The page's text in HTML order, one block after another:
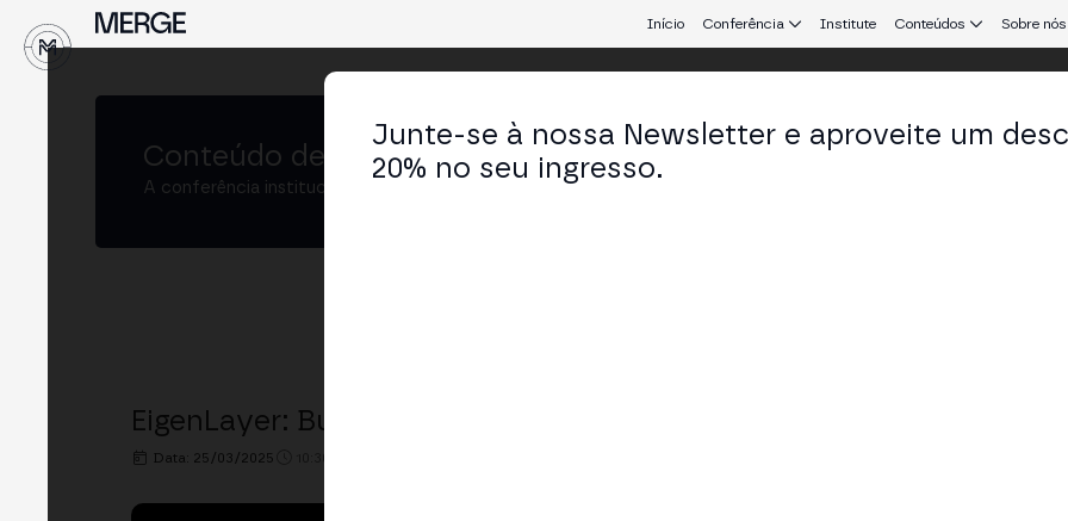
Início Conferência Institute Conteúdos Sobre nós
Conteúdo de MERGE Buenos Aires
A conferência institucional de cripto e Web3 que conecta Europa e América Latina.
EigenLayer: Building Humanity's and AI's Coordination Engine.
Data: 25/03/2025
Junte-se à nossa Newsletter e aproveite um
20% no seu ingresso.